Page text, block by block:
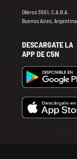
Olleros 3551, C.A.B.A.
Buenos Aires, Argentina
DESCARGATE LA
APP DE C5N